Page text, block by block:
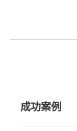
該平板電腦還配
應用提供強大的
具。成功案例